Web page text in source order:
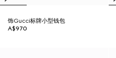
饰Gucci标牌小型钱包
A$970